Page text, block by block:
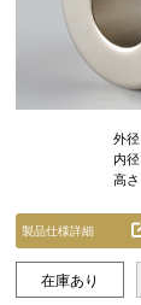
外径
内径
高さ
製品仕様詳細
在庫あり